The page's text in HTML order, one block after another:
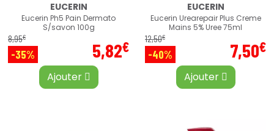
EUCERIN
Eucerin Ph5 Pain Dermato
S/savon 100g
8,95€
-35% 5,82€
Ajouter
EUCERIN
Eucerin Urearepair Plus Creme
Mains 5% Uree 75ml
12,50€
-40% 7,50€
Ajouter